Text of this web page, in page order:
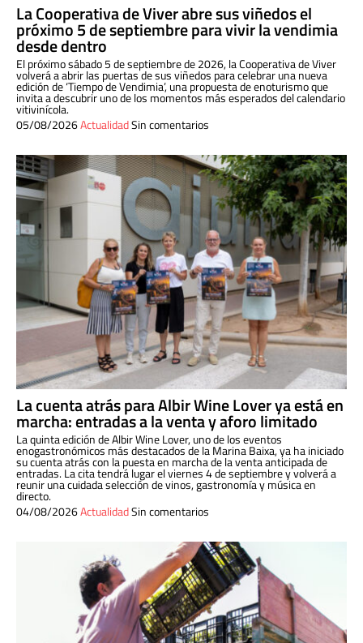
La Cooperativa de Viver abre sus viñedos el
próximo 5 de septiembre para vivir la vendimia
desde dentro
El próximo sábado 5 de septiembre de 2026, la Cooperativa de Viver
volverá a abrir las puertas de sus viñedos para celebrar una nueva
edición de ‘Tiempo de Vendimia’, una propuesta de enoturismo que
invita a descubrir uno de los momentos más esperados del calendario
vitivinícola.
05/08/2026ActualidadSin comentarios
La cuenta atrás para Albir Wine Lover ya está en
marcha: entradas a la venta y aforo limitado
La quinta edición de Albir Wine Lover, uno de los eventos
enogastronómicos más destacados de la Marina Baixa, ya ha iniciado
su cuenta atrás con la puesta en marcha de la venta anticipada de
entradas. La cita tendrá lugar el viernes 4 de septiembre y volverá a
reunir una cuidada selección de vinos, gastronomía y música en
directo.
04/08/2026ActualidadSin comentarios